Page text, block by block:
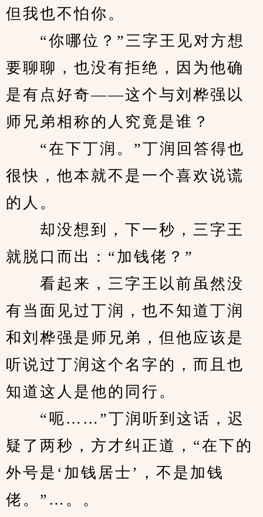
但我也不怕你。
“你哪位？”三字王见对方想
要聊聊，也没有拒绝，因为他确
是有点好奇——这个与刘桦强以
师兄弟相称的人究竟是谁？
“在下丁润。”丁润回答得也
很快，他本就不是一个喜欢说谎
的人。
却没想到，下一秒，三字王
就脱口而出：“加钱佬？”
看起来，三字王以前虽然没
有当面见过丁润，也不知道丁润
和刘桦强是师兄弟，但他应该是
听说过丁润这个名字的，而且也
知道这人是他的同行。
“呃……”丁润听到这话，迟
疑了两秒，方才纠正道，“在下的
外号是‘加钱居士’，不是加钱
佬。”…。。